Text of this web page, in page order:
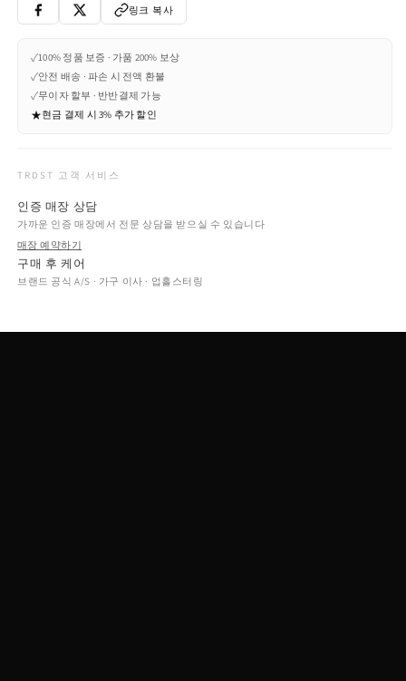
줄
임
수
늘
림
링크 복사
✓100% 정품 보증 · 가품 200% 보상
✓안전 배송 · 파손 시 전액 환불
✓무이자 할부 · 반반결제 가능
★현금 결제 시 3% 추가 할인
TRDST 고객 서비스
인증 매장 상담
가까운 인증 매장에서 전문 상담을 받으실 수 있습니다
매장 예약하기
구매 후 케어
브랜드 공식 A/S · 가구 이사 · 업홀스터링